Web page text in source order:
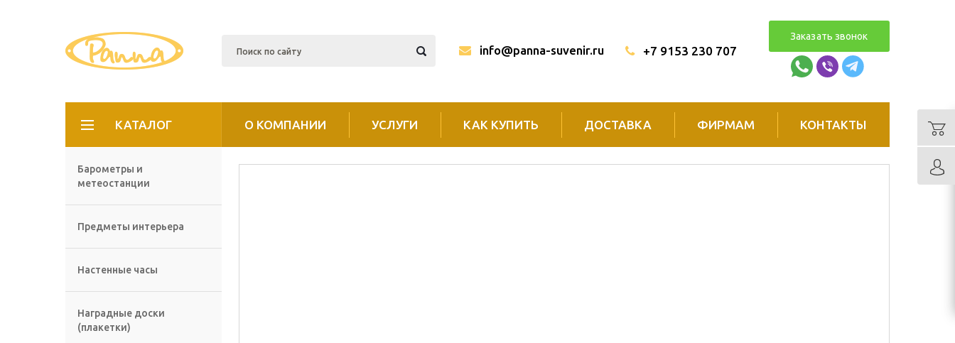
info@panna-suvenir.ru +7 9153 230 707
Заказать звонок
КАТАЛОГ О КОМПАНИИ УСЛУГИ КАК КУПИТЬ ДОСТАВКА ФИРМАМ КОНТАКТЫ
Барометры и
метеостанции
Предметы интерьера
Настенные часы
Наградные доски
(плакетки)